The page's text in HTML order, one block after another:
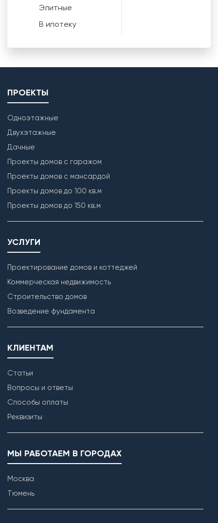
Элитные
В ипотеку
ПРОЕКТЫ
Одноэтажные
Двухэтажные
Дачные
Проекты домов с гаражом
Проекты домов с мансардой
Проекты домов до 100 кв.м
Проекты домов до 150 кв.м
УСЛУГИ
Проектирование домов и коттеджей
Коммерческая недвижимость
Строительство домов
Возведение фундамента
КЛИЕНТАМ
Статьи
Вопросы и ответы
Способы оплаты
Реквизиты
МЫ РАБОТАЕМ В ГОРОДАХ
Москва
Тюмень